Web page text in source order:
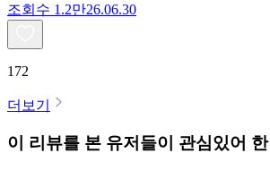
조회수 1.2만26.06.30
172
더보기
이 리뷰를 본 유저들이 관심있어